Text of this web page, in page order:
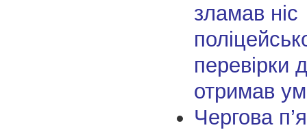
зламав ніс
перевірки
отримав
Чергова